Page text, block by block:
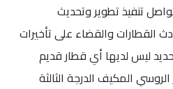
تنفيذ تطوير وتحديث
القطارات والقضاء على تأخيرات
ليس لديها أي قطار قديم
المكيف الدرجة الثالثة